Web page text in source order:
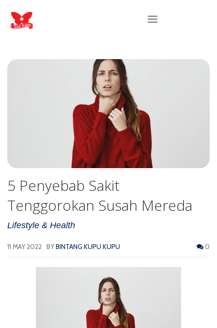
5 Penyebab Sakit
Tenggorokan Susah Mereda
Lifestyle & Health
11 MAY 2022 BYBINTANG KUPU KUPU 0